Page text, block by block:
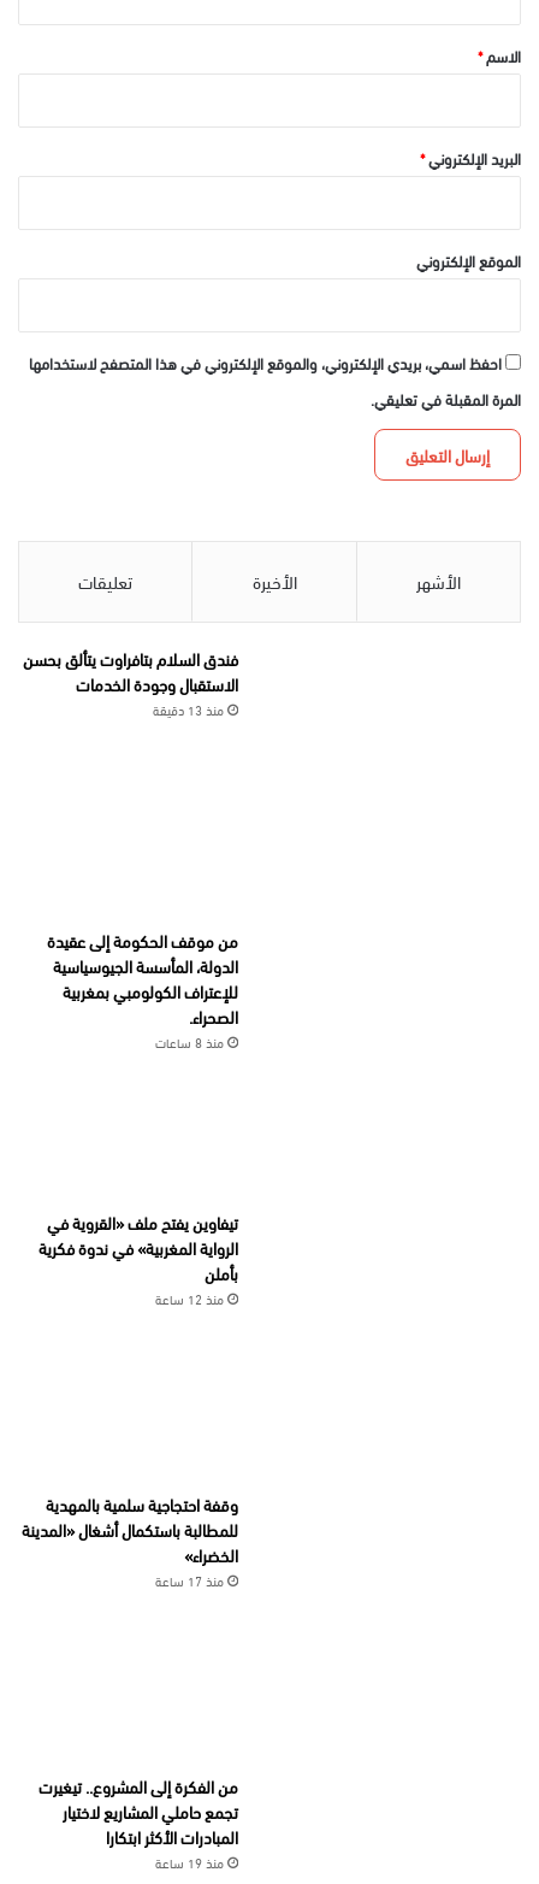
*الاسم*
البريد الإلكتروني*
الموقع الإلكتروني
احفظ اسمي، بريدي الإلكتروني، والموقع الإلكتروني في هذا المتصفح لاستخدامها
المرة المقبلة في تعليقي.
الأشهر الأخيرة تعليقات
فندق السلام بتافراوت يتألق بحسن
الاستقبال وجودة الخدمات
منذ 13 دقيقة
من موقف الحكومة إلى عقيدة
الدولة، المأسسة الجيوسياسية
للإعتراف الكولومبي بمغربية
الصحراء.
منذ 8 ساعات
تيفاوين يفتح ملف «القروية في
الرواية المغربية» في ندوة فكرية
بأملن
منذ 12 ساعة
وقفة احتجاجية سلمية بالمهدية
للمطالبة باستكمال أشغال «المدينة
الخضراء»
منذ 17 ساعة
من الفكرة إلى المشروع.. تيغيرت
تجمع حاملي المشاريع لاختيار
المبادرات الأكثر ابتكارا
منذ 19 ساعة